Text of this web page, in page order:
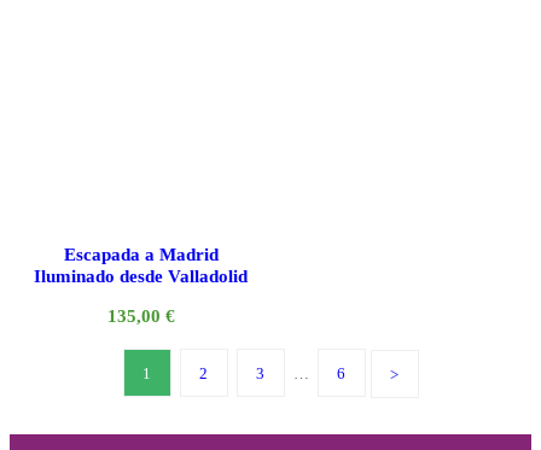
Escapada a Madrid
Iluminado desde Valladolid
135,00 €
1 2 3 … 6